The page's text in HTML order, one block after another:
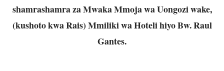
shamrashamra za Mwaka Mmoja wa Uongozi wake,
(kushoto kwa Rais) Mmiliki wa Hoteli hiyo Bw. Raul
Gantes.